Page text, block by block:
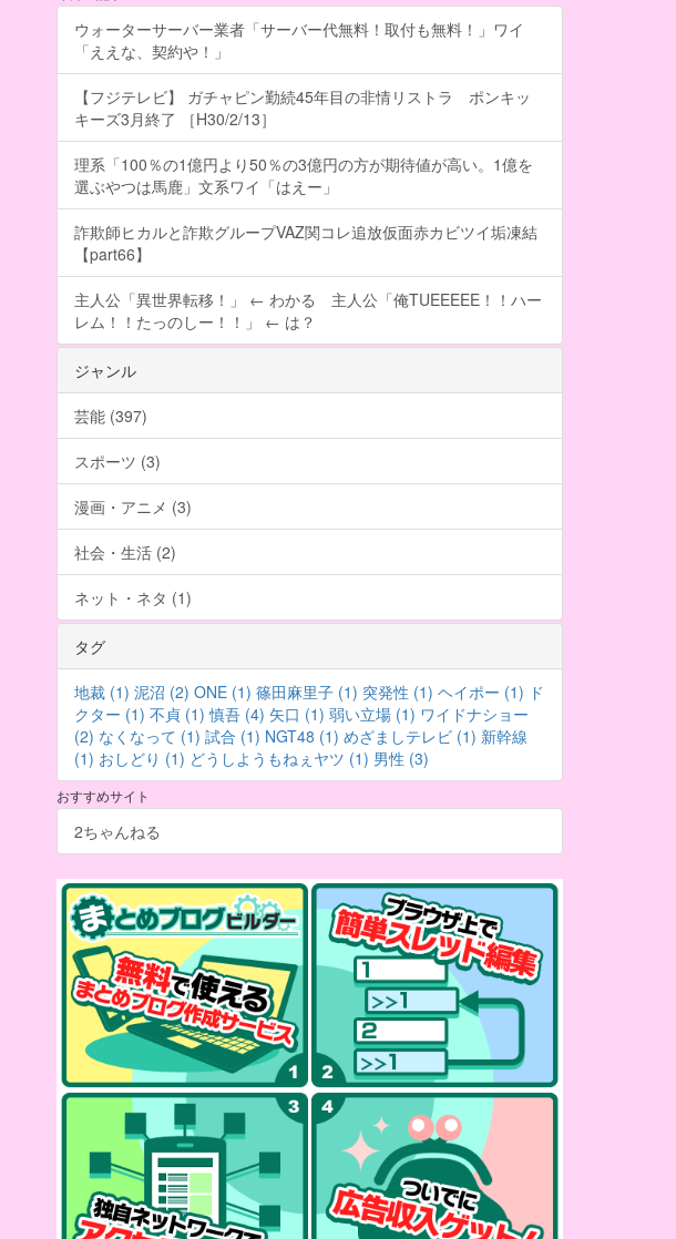
ウォーターサーバー業者「サーバー代無料！取付も無料！」ワイ
「ええな、契約や！」
【フジテレビ】 ガチャピン勤続45年目の非情リストラ ポンキッ
キーズ3月終了 ［H30/2/13］
理系「100％の1億円より50％の3億円の方が期待値が高い。1億を
選ぶやつは馬鹿」文系ワイ「はえー」
詐欺師ヒカルと詐欺グループVAZ関コレ追放仮面赤カビツイ垢凍結
【part66】
主人公「異世界転移！」 ← わかる 主人公「俺TUEEEEE！！ハー
レム！！たっのしー！！」 ← は？
ジャンル
芸能 (397)
スポーツ (3)
漫画・アニメ (3)
社会・生活 (2)
ネット・ネタ (1)
タグ
地裁 (1) 泥沼 (2) ONE (1) 篠田麻里子 (1) 突発性 (1) ヘイポー (1) ド
クター (1) 不貞 (1) 慎吾 (4) 矢口 (1) 弱い立場 (1) ワイドナショー
(2) なくなって (1) 試合 (1) NGT48 (1) めざましテレビ (1) 新幹線
(1) おしどり (1) どうしようもねぇヤツ (1) 男性 (3)
おすすめサイト
2ちゃんねる